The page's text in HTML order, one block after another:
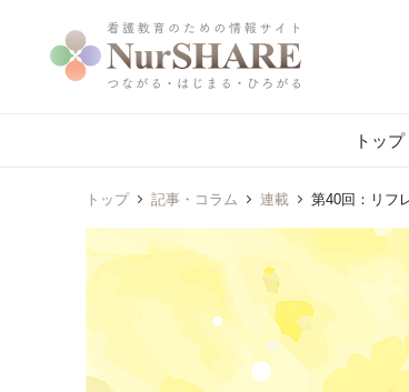
トップ
トップ 記事・コラム 連載 第40回：リフ